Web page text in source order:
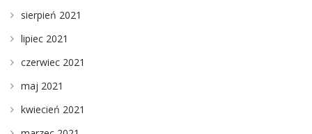
sierpień 2021
lipiec 2021
czerwiec 2021
maj 2021
kwiecień 2021